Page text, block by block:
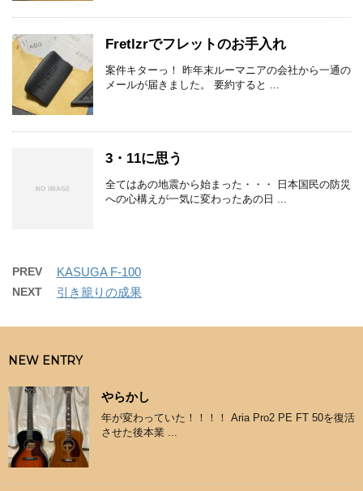
Fretlzrでフレットのお手入れ
案件キターっ！ 昨年末ルーマニアの会社から一通の
メールが届きました。 要約すると ...
3・11に思う
全てはあの地震から始まった・・・ 日本国民の防災
への心構えが一気に変わったあの日 ...
PREV KASUGA F-100
NEXT 引き籠りの成果
NEW ENTRY
やらかし
年が変わっていた！！！！ Aria Pro2 PE FT 50を復活
させた後本業 ...